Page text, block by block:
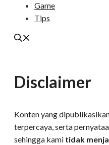
Game
Tips
Disclaimer
Konten yang
terpercaya, serta
sehingga kami tidak